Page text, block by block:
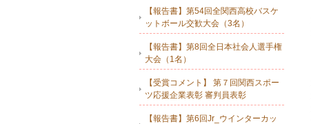
【報告書】第54回全関西高校バスケ
ットボール交歓大会（3名）
【報告書】第8回全日本社会人選手権
大会（1名）
【受賞コメント】 第７回関西スポー
ツ応援企業表彰 審判員表彰
【報告書】第6回Jr_ウインターカッ